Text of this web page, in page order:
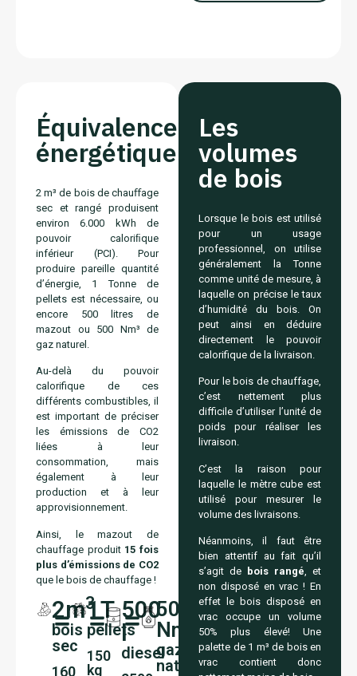
Équivalence
énergétique
2 m³ de bois de chauﬀage
sec et rangé produisent
environ 6.000 kWh de
pouvoir caloriﬁque
inférieur (PCI). Pour
produire pareille quantité
d’énergie, 1 Tonne de
pellets est nécessaire, ou
encore 500 litres de
mazout ou 500 Nm³ de
gaz naturel.
Au-delà du pouvoir
calorifique de ces
différents combustibles, il
est important de préciser
les émissions de CO2
liées à leur
consommation, mais
également à leur
production et à leur
approvisionnement.
Ainsi, le mazout de
chauffage produit 15 fois
plus d’émissions de CO2
que le bois de chauffage !
2m3
bois
sec
160
1T
pellets
150
kg
500
l
diesel
500
Nm
gaz
naturel
Les
volumes
de bois
Lorsque le bois est utilisé
pour un usage
professionnel, on utilise
généralement la Tonne
comme unité de mesure, à
laquelle on précise le taux
d’humidité du bois. On
peut ainsi en déduire
directement le pouvoir
calorifique de la livraison.
Pour le bois de chauffage,
c’est nettement plus
difficile d’utiliser l’unité de
poids pour réaliser les
livraison.
C’est la raison pour
laquelle le mètre cube est
utilisé pour mesurer le
volume des livraisons.
Néanmoins, il faut être
bien attentif au fait qu’il
s’agit de bois rangé, et
non disposé en vrac ! En
effet le bois disposé en
vrac occupe un volume
50% plus élevé! Une
palette de 1 m³ de bois en
vrac contient donc